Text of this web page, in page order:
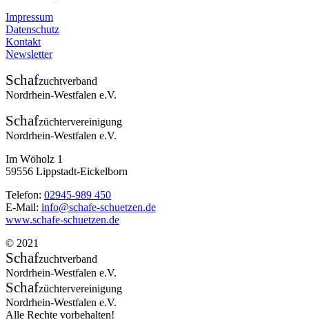
Impressum
Datenschutz
Kontakt
Newsletter
Schafzuchtverband
Nordrhein-Westfalen e.V.
Schafzüchtervereinigung
Nordrhein-Westfalen e.V.
Im Wöholz 1
59556 Lippstadt-Eickelborn
Telefon: 02945-989 450
E-Mail: info@schafe-schuetzen.de
www.schafe-schuetzen.de
© 2021
Schafzuchtverband
Nordrhein-Westfalen e.V.
Schafzüchtervereinigung
Nordrhein-Westfalen e.V.
Alle Rechte vorbehalten!